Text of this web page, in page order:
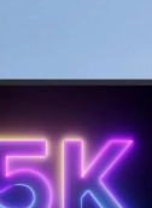
kassen for at få